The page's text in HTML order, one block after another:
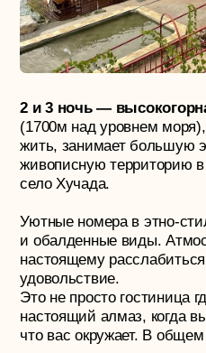
11—14 июня
НЕ ВКЛЮЧЕНО:
Ужины, обед в свободный день
Пещера Нохъо —700₽
‌Квадроциклы — 1500₽/час
(если на квадрике по 2 чел)
часоваяпрогулка
организатора
Фото от профи-фотографа